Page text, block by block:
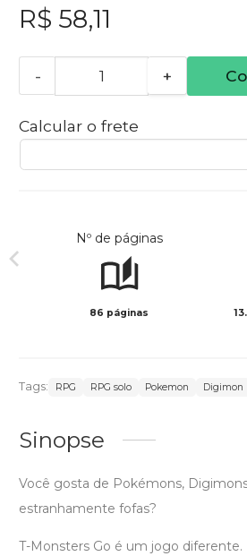
R$ 58,11
- +
Calcular o frete
Nº de páginas
86 páginas
Tags: RPG RPG solo Pokemon Digimon
Sinopse
Você gosta de Pokémons,
estranhamente fofas?
T-Monsters Go é um jogo